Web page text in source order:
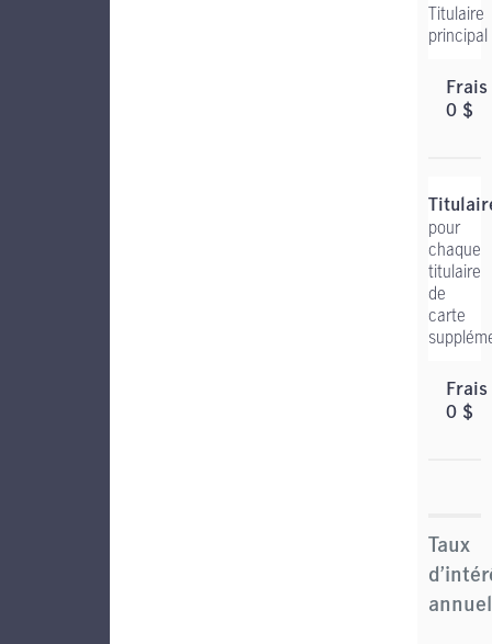
Titulaire
principal
0 $
pour
chaque
titulaire
de
carte
0 $
Taux
annuel